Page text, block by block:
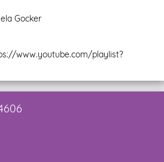
Gocker
www.youtube.com/playlist?